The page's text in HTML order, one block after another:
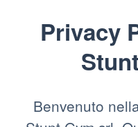
Privacy
Benvenuto